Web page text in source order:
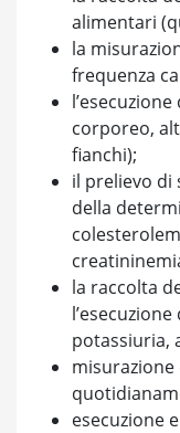
alimentari
la
frequenza
corporeo,
fianchi);
il prelievo di
della
la raccolta
potassiuria,
esecuzione